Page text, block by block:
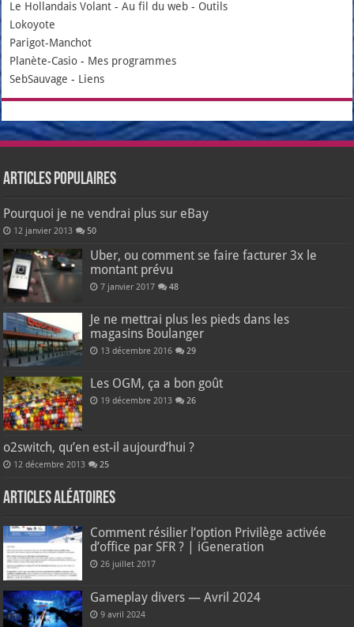
Le Hollandais Volant -Au fil du web - Outils
Lokoyote
Parigot-Manchot
Planète-Casio - Mes programmes
SebSauvage - Liens
Articles populaires
Pourquoi je ne vendrai plus sur eBay
12 janvier 2013 50
Uber, ou comment se faire facturer 3x le
montant prévu
7 janvier 2017 48
Je ne mettrai plus les pieds dans les
magasins Boulanger
13 décembre 2016 29
Les OGM, ça a bon goût
19 décembre 2013 26
o2switch, qu’en est-il aujourd’hui ?
12 décembre 2013 25
Articles aléatoires
Comment résilier l’option Privilège activée
d’office par SFR ? | iGeneration
26 juillet 2017
Gameplay divers — Avril 2024
9 avril 2024